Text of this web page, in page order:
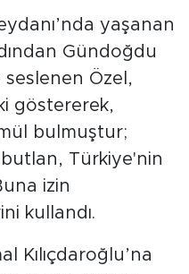
yaşanan
Gündoğdu
seslenen Özel,
göstererek,
bulmuştur;
butlan, Türkiye'nin
izin
kullandı.
Kılıçdaroğlu’na